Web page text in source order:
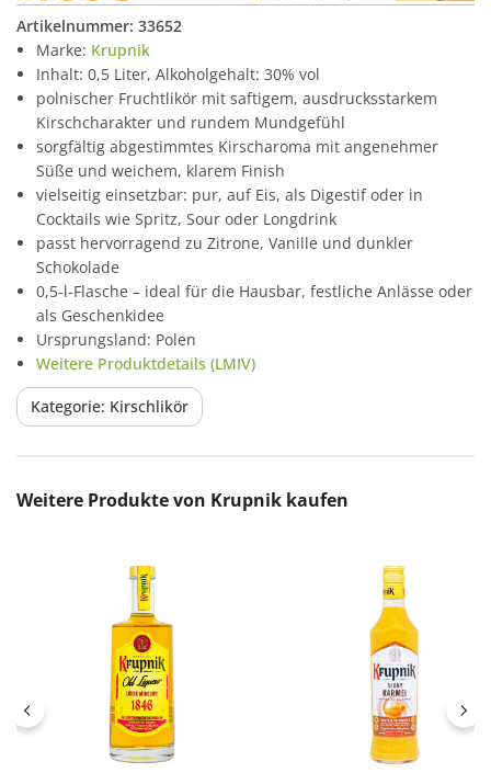
Artikelnummer: 33652
Marke: Krupnik
Inhalt: 0,5 Liter, Alkoholgehalt: 30% vol
polnischer Fruchtlikör mit saftigem, ausdrucksstarkem
Kirschcharakter und rundem Mundgefühl
sorgfältig abgestimmtes Kirscharoma mit angenehmer
Süße und weichem, klarem Finish
vielseitig einsetzbar: pur, auf Eis, als Digestif oder in
Cocktails wie Spritz, Sour oder Longdrink
passt hervorragend zu Zitrone, Vanille und dunkler
Schokolade
0,5-l-Flasche – ideal für die Hausbar, festliche Anlässe oder
als Geschenkidee
Ursprungsland: Polen
Weitere Produktdetails (LMIV)
Kategorie: Kirschlikör
Produktgalerie überspringen
Weitere Produkte von Krupnik kaufen